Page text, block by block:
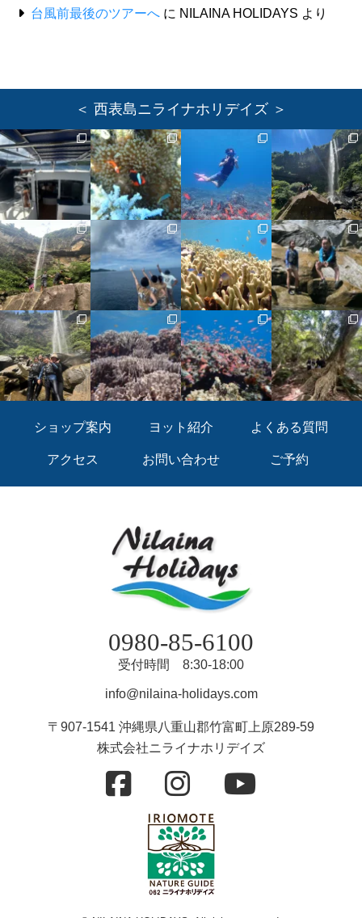
台風前最後のツアーへ に NILAINA HOLIDAYS より
＜ 西表島ニライナホリデイズ ＞
ショップ案内 ヨット紹介 よくある質問
アクセス お問い合わせ ご予約
0980-85-6100
受付時間 8:30-18:00
info@nilaina-holidays.com
〒907-1541 沖縄県八重山郡竹富町上原289-59
株式会社ニライナホリデイズ